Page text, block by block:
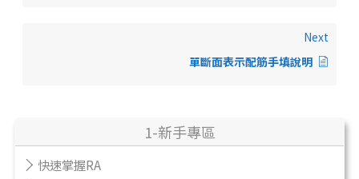
1-新手專區
快速掌握RA
Next
單斷面表示配筋手填說明